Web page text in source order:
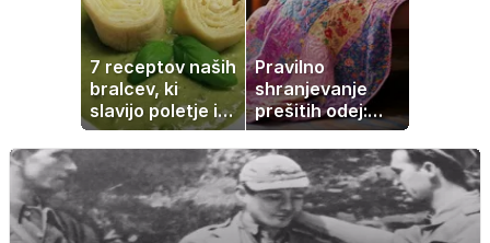
7 receptov naših
bralcev, ki
slavijo poletje in
tradicijo
Pravilno
shranjevanje
prešitih odej:
Kako ohraniti
družinsko
dediščino